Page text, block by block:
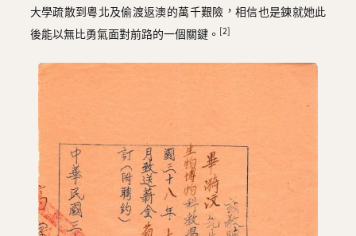
大學疏散到粵北及偷渡返澳的萬千艱險，相信也是鍊就她此
後能以無比勇氣面對前路的一個關鍵。
[2]